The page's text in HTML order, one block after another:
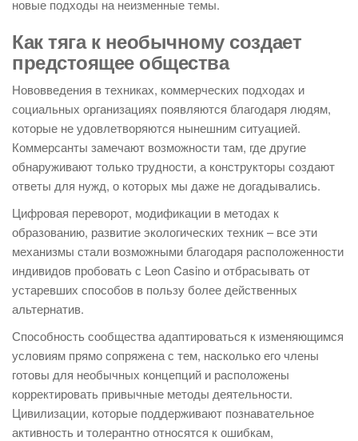
новые подходы на неизменные темы.
Как тяга к необычному создает
предстоящее общества
Нововведения в техниках, коммерческих подходах и
социальных организациях появляются благодаря людям,
которые не удовлетворяются нынешним ситуацией.
Коммерсанты замечают возможности там, где другие
обнаруживают только трудности, а конструкторы создают
ответы для нужд, о которых мы даже не догадывались.
Цифровая переворот, модификации в методах к
образованию, развитие экологических техник – все эти
механизмы стали возможными благодаря расположенности
индивидов пробовать с Leon Casino и отбрасывать от
устаревших способов в пользу более действенных
альтернатив.
Способность сообщества адаптироваться к изменяющимся
условиям прямо сопряжена с тем, насколько его члены
готовы для необычных концепций и расположены
корректировать привычные методы деятельности.
Цивилизации, которые поддерживают познавательное
активность и толерантно относятся к ошибкам,